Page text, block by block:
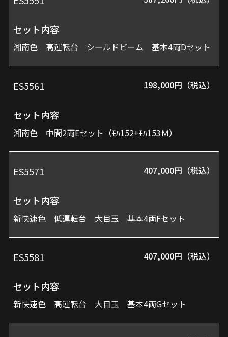
セット内容
湘南色 高運転台 シールドビーム 基本4両Dセット
ES5561 198,000円（税込）
セット内容
湘南色 中間2両Eセット（ﾓﾊ152+ﾓﾊ153Ｍ）
ES5571 407,000円（税込）
セット内容
新快速色 低運転台 大目玉 基本4両Fセット
ES5581 407,000円（税込）
セット内容
新快速色 高運転台 大目玉 基本4両Gセット